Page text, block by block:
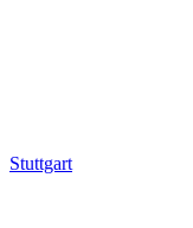
Stuttgart